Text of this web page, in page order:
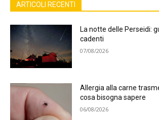
ARTICOLI RECENTI
La notte delle Perseidi:
cadenti
07/08/2026
Allergia alla carne
cosa bisogna sapere
06/08/2026